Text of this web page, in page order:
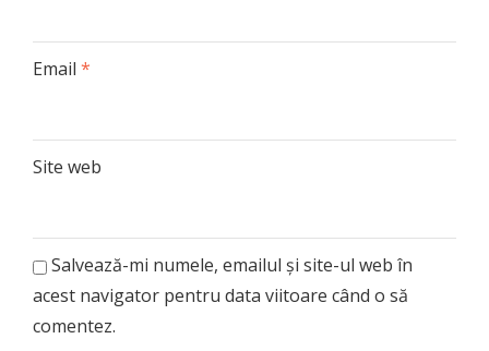
Email *
Site web
Salvează-mi numele, emailul și site-ul web în
acest navigator pentru data viitoare când o să
comentez.